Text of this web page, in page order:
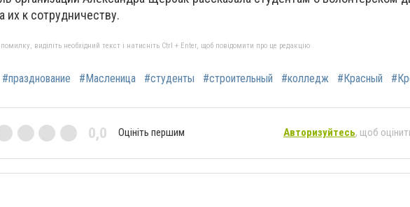
их к сотрудничеству.
виділіть необхідний текст і натисніть Ctrl + Enter, щоб повідомити про це редакцію
#празднование #Масленица #студенты #строительный #колледж #Красный
0,0 Оцініть першим Авторизуйтесь, щоб